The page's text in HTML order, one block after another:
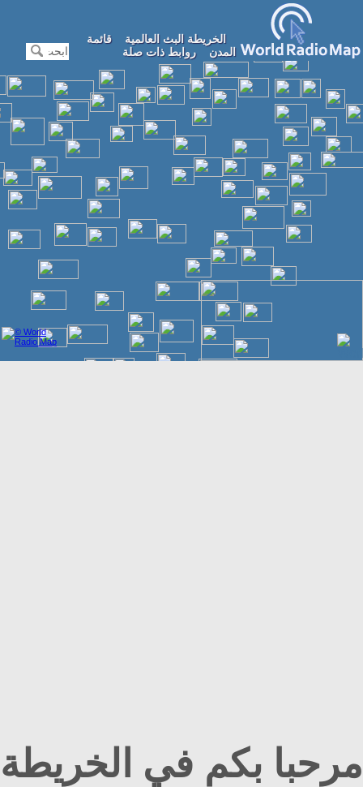
الخريطة البث العالمية
قائمة
المدن
روابط ذات صلة
مرحبا بكم في الخريطة